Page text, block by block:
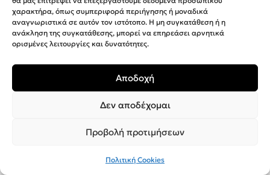
χαρακτήρα, όπως συμπεριφορά περιήγησης ή μοναδικά
αναγνωριστικά σε αυτόν τον ιστότοπο. Η μη συγκατάθεση ή η
ανάκληση της συγκατάθεσης, μπορεί να επηρεάσει αρνητικά
ορισμένες λειτουργίες και δυνατότητες.
Αποδοχή
Δεν αποδέχομαι
Προβολή προτιμήσεων
Πολιτική Cookies